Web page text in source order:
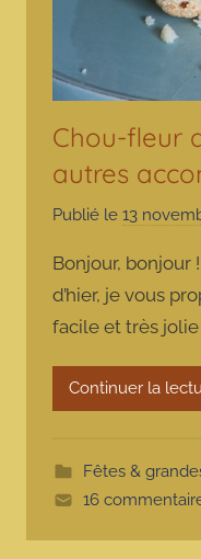
Chou-fleur
autres
Publié le 13
Bonjour,
d’hier, je vous
facile et très jolie
Continuer la
Fêtes &
16